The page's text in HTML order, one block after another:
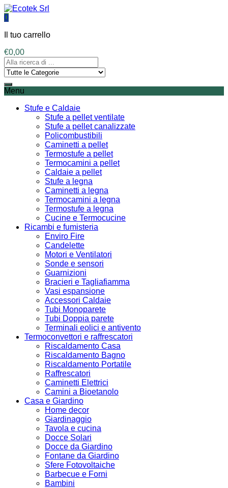
0
Il tuo carrello
€0,00
Menu
Stufe e Caldaie
Stufe a pellet ventilate
Stufe a pellet canalizzate
Policombustibili
Caminetti a pellet
Termostufe a pellet
Termocamini a pellet
Caldaie a pellet
Stufe a legna
Caminetti a legna
Termocamini a legna
Termostufe a legna
Cucine e Termocucine
Ricambi e fumisteria
Enviro Fire
Candelette
Motori e Ventilatori
Sonde e sensori
Guarnizioni
Bracieri e Tagliafiamma
Vasi espansione
Accessori Caldaie
Tubi Monoparete
Tubi Doppia parete
Terminali eolici e antivento
Termoconvettori e raffrescatori
Riscaldamento Casa
Riscaldamento Bagno
Riscaldamento Portatile
Raffrescatori
Caminetti Elettrici
Camini a Bioetanolo
Casa e Giardino
Home decor
Giardinaggio
Tavola e cucina
Docce Solari
Docce da Giardino
Fontane da Giardino
Sfere Fotovoltaiche
Barbecue e Forni
Bambini